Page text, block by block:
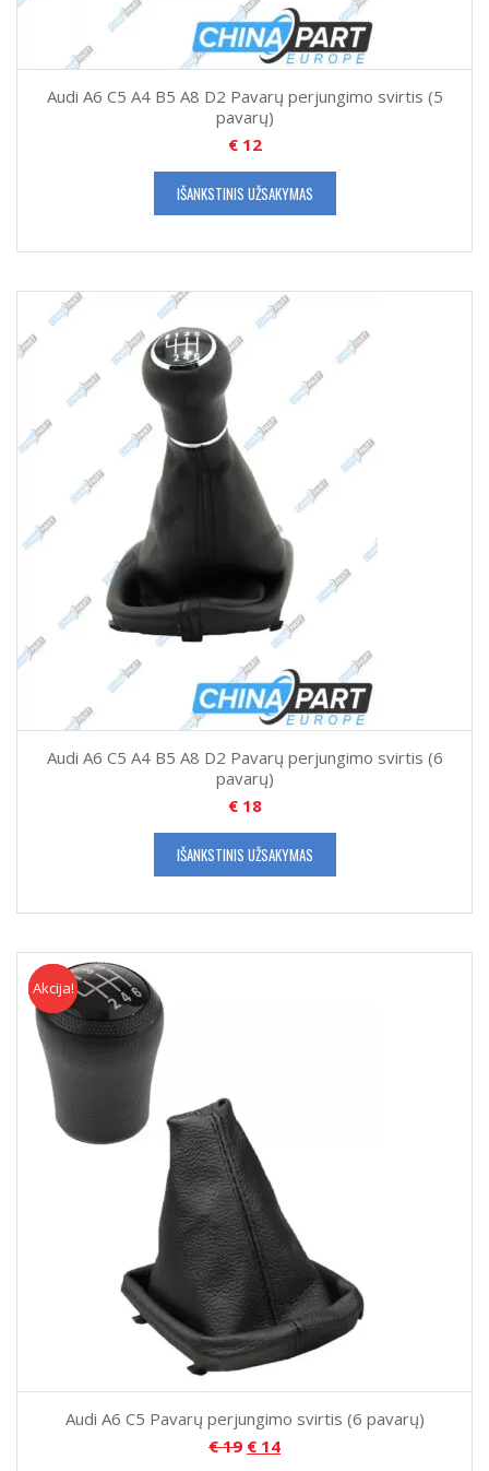
Audi A6 C5 A4 B5 A8 D2 Pavarų perjungimo svirtis (5
pavarų)
€12
IŠANKSTINIS UŽSAKYMAS
Audi A6 C5 A4 B5 A8 D2 Pavarų perjungimo svirtis (6
pavarų)
€18
IŠANKSTINIS UŽSAKYMAS
Akcija
Akcija!
Audi A6 C5 Pavarų perjungimo svirtis (6 pavarų)
€19 € 14